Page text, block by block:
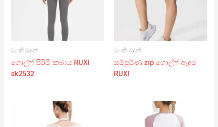
ටැංකි මුදුන්
ගොල්ෆ් පිරිමි කබාය RUXI
sk2532
ටැංකි මුදුන්
සම්පූර්ණ zip ගොල්ෆ් ඇඳුම
RUXI